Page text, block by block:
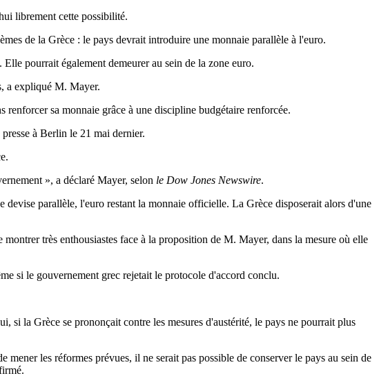
librement cette possibilité.
de la Grèce : le pays devrait introduire une monnaie parallèle à l'euro.
pourrait également demeurer au sein de la zone euro.
a expliqué M. Mayer.
sa monnaie grâce à une discipline budgétaire renforcée.
à Berlin le 21 mai dernier.
», a déclaré Mayer, selon le Dow Jones Newswire.
parallèle, l'euro restant la monnaie officielle. La Grèce disposerait alors d'une
très enthousiastes face à la proposition de M. Mayer, dans la mesure où elle
si le gouvernement grec rejetait le protocole d'accord conclu.
la Grèce se prononçait contre les mesures d'austérité, le pays ne pourrait plus
les réformes prévues, il ne serait pas possible de conserver le pays au sein de